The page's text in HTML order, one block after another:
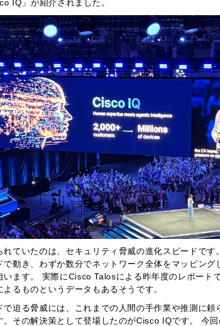
IQ」が紹介されました。
れていたのは、セキュリティ脅威の進化スピードで
で動き、わずか数分でネットワーク全体をマッピン
います。 実際にCisco Talosによる昨年度のレポート
るものというデータもあるそうです。
で迫る脅威には、これまでの人間の手作業や推測に
。その解決策として登場したのがCisco IQです。 今